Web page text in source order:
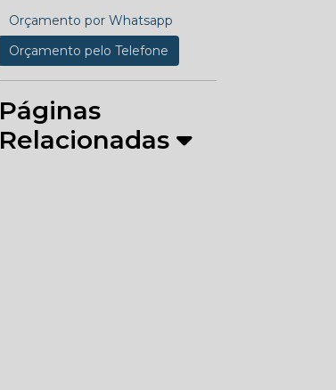
Orçamento por Whatsapp
Orçamento pelo Telefone
Páginas
Relacionadas